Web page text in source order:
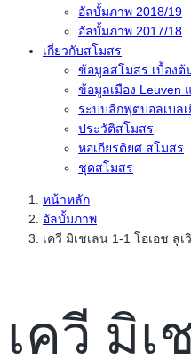
อัลบั้มภาพ 2018/19
อัลบั้มภาพ 2017/18
เกี่ยวกับสโมสร
ข้อมูลสโมสร เบื้องต้
ข้อมูลเมือง Leuven
ระบบลีกฟุตบอลเบลเ
ประวัติสโมสร
หอเกียรติยศ สโมสร
ชุดสโมสร
หน้าหลัก
อัลบั้มภาพ
เควี มิเชเลน 1-1 โอเอช ลูเ
เควี มิเ